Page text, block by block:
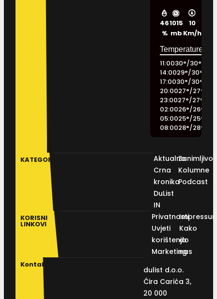
46
%
1015
mb
10
Km/h
11:0030°/30°
14:0029°/30°
17:0030°/30°
20:0027°/27°
23:0027°/27°
02:0026°/26°
05:0025°/25°
08:0028°/28°
KATEGORIJE
Aktualno
Crna
kronika
DuList
IN
Kolumne
Podcast
KORISNI
LINKOVI
Privatnosti
Uvjeti
korištenja
Marketing
Kako
do
nas
Kontakt
dulist d.o.o.
Ćira Carića 3,
20 000